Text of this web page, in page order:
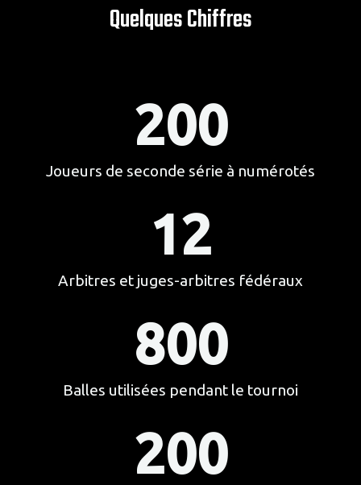
Quelques Chiffres
200
Joueurs de seconde série à numérotés
12
Arbitres et juges-arbitres fédéraux​
800
Balles utilisées pendant le tournoi​
200